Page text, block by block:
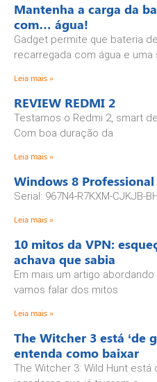
Mantenha a carga da
com… água!
Gadget permite que bateria
recarregada com água e uma
Leia mais »
REVIEW REDMI 2
Testamos o Redmi 2, smart
Com boa duração da
Leia mais »
Windows 8
Serial: 967N4-R7KXM-CJKJB-
Leia mais »
10 mitos da VPN:
achava que sabia
Em mais um artigo
vamos falar dos mitos
Leia mais »
The Witcher 3 está ‘de
entenda como baixar
The Witcher 3: Wild Hunt